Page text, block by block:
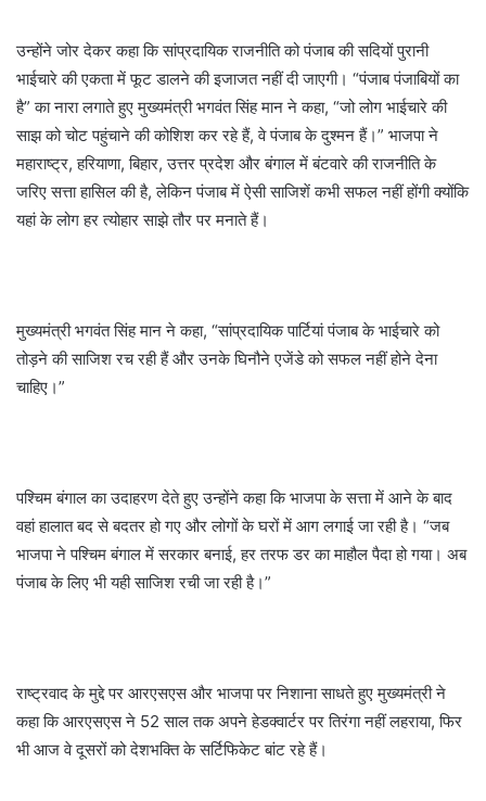
उन्होंने जोर देकर कहा कि सांप्रदायिक राजनीति को पंजाब की सदियों पुरानी
भाईचारे की एकता में फूट डालने की इजाजत नहीं दी जाएगी। “पंजाब पंजाबियों का
है” का नारा लगाते हुए मुख्यमंत्री भगवंत सिंह मान ने कहा, “जो लोग भाईचारे की
साझ को चोट पहुंचाने की कोशिश कर रहे हैं, वे पंजाब के दुश्मन हैं।” भाजपा ने
महाराष्ट्र, हरियाणा, बिहार, उत्तर प्रदेश और बंगाल में बंटवारे की राजनीति के
जरिए सत्ता हासिल की है, लेकिन पंजाब में ऐसी साजिशें कभी सफल नहीं होंगी क्योंकि
यहां के लोग हर त्योहार साझे तौर पर मनाते हैं।
मुख्यमंत्री भगवंत सिंह मान ने कहा, “सांप्रदायिक पार्टियां पंजाब के भाईचारे को
तोड़ने की साजिश रच रही हैं और उनके घिनौने एजेंडे को सफल नहीं होने देना
चाहिए।”
पश्चिम बंगाल का उदाहरण देते हुए उन्होंने कहा कि भाजपा के सत्ता में आने के बाद
वहां हालात बद से बदतर हो गए और लोगों के घरों में आग लगाई जा रही है। “जब
भाजपा ने पश्चिम बंगाल में सरकार बनाई, हर तरफ डर का माहौल पैदा हो गया। अब
पंजाब के लिए भी यही साजिश रची जा रही है।”
राष्ट्रवाद के मुद्दे पर आरएसएस और भाजपा पर निशाना साधते हुए मुख्यमंत्री ने
कहा कि आरएसएस ने 52 साल तक अपने हेडक्वार्टर पर तिरंगा नहीं लहराया, फिर
भी आज वे दूसरों को देशभक्ति के सर्टिफिकेट बांट रहे हैं।